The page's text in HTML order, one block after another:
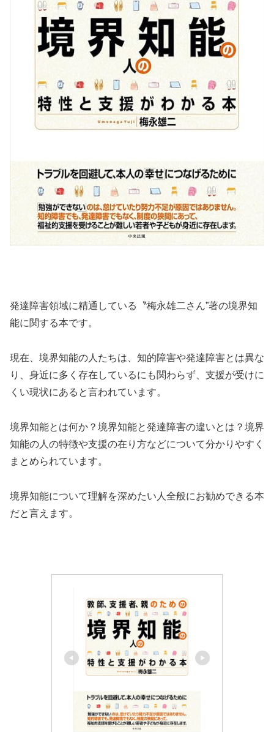
発達障害領域に精通している〝梅永雄二さん”著の境界知
能に関する本です。
現在、境界知能の人たちは、知的障害や発達障害とは異な
り、身近に多く存在しているにも関わらず、支援が受けに
くい現状にあると言われています。
境界知能とは何か？境界知能と発達障害の違いとは？境界
知能の人の特徴や支援の在り方などについて分かりやすく
まとめられています。
境界知能について理解を深めたい人全般にお勧めできる本
だと言えます。